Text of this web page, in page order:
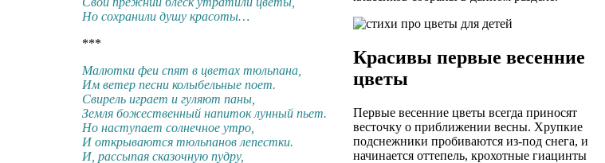
Но сохранили душу красоты…
***
Малютки феи спят в цветах тюльпана,
Им ветер песни колыбельные поет.
Свирель играет и гуляют паны,
Земля божественный напиток лунный пьет.
Но наступает солнечное утро,
И открываются тюльпанов лепестки.
И, рассыпая сказочную пудру,
Красивы первые весенние
цветы
Первые весенние цветы всегда приносят
весточку о приближении весны. Хрупкие
подснежники пробиваются из-под снега, и
начинается оттепель, крохотные гиацинты